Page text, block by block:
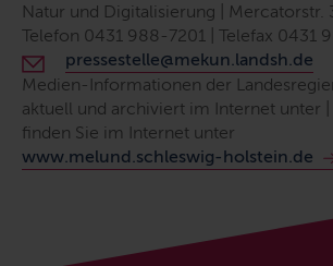
Natur und Digitalisierung | Mercatorstr.
Telefon 0431 988-7201 | Telefax 0431
pressestelle@mekun.landsh.de
Medien-Informationen der
aktuell und archiviert im Internet unter
finden Sie im Internet unter
www.melund.schleswig-holstein.de